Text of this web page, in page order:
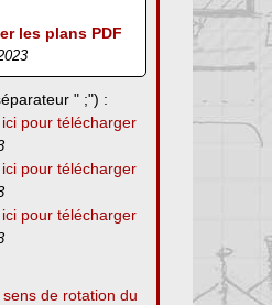
les plans PDF
" ;") :
pour télécharger
pour télécharger
pour télécharger
de rotation du